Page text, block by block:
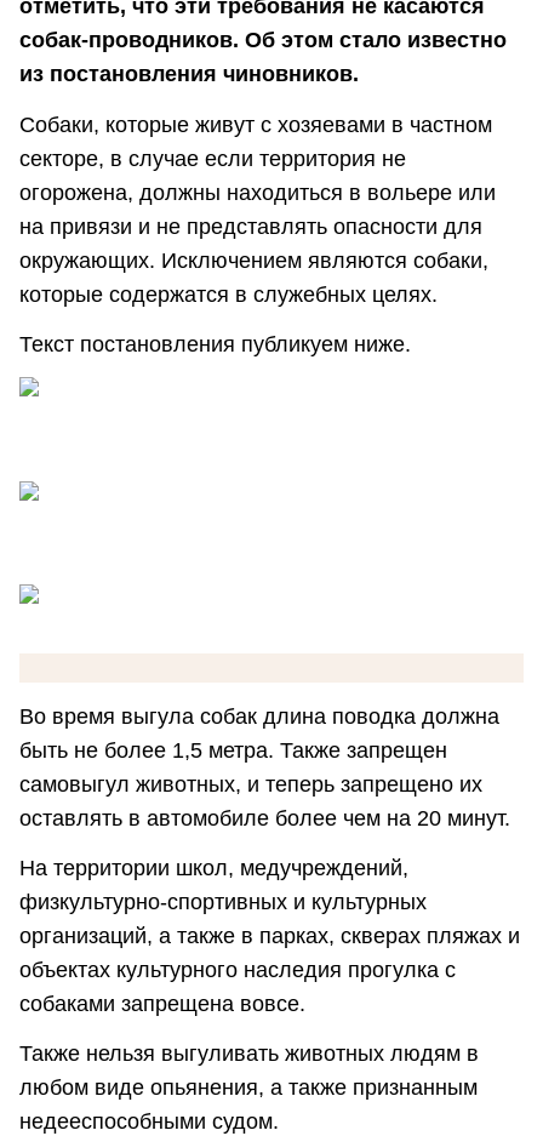
отметить, что эти требования не касаются
собак-проводников. Об этом стало известно
из постановления чиновников.
Собаки, которые живут с хозяевами в частном
секторе, в случае если территория не
огорожена, должны находиться в вольере или
на привязи и не представлять опасности для
окружающих. Исключением являются собаки,
которые содержатся в служебных целях.
Текст постановления публикуем ниже.
Во время выгула собак длина поводка должна
быть не более 1,5 метра. Также запрещен
самовыгул животных, и теперь запрещено их
оставлять в автомобиле более чем на 20 минут.
На территории школ, медучреждений,
физкультурно-спортивных и культурных
организаций, а также в парках, скверах пляжах и
объектах культурного наследия прогулка с
собаками запрещена вовсе.
Также нельзя выгуливать животных людям в
любом виде опьянения, а также признанным
недееспособными судом.